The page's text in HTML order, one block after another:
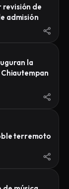
revisión de
admisión
la
terremoto